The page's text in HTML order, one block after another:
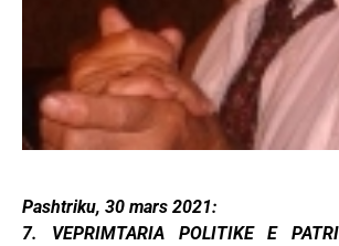
Pashtriku, 30 mars 2021:
7. VEPRIMTARIA POLITIKE E